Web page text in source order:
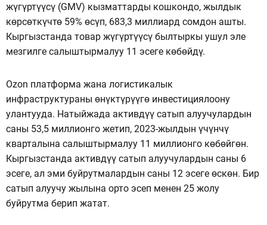
жүгүртүүсү (GMV) кызматтарды кошкондо, жылдык
көрсөткүчтө 59% өсүп, 683,3 миллиард сомдон ашты.
Кыргызстанда товар жүгүртүүсү былтыркы ушул эле
мезгилге салыштырмалуу 11 эсеге көбөйдү.
Ozon платформа жана логистикалык
инфраструктураны өнүктүрүүгө инвестициялоону
улантууда. Натыйжада активдүү сатып алуучулардын
саны 53,5 миллионго жетип, 2023-жылдын үчүнчү
кварталына салыштырмалуу 11 миллионго көбөйгөн.
Кыргызстанда активдүү сатып алуучулардын саны 6
эсеге, ал эми буйрутмалардын саны 12 эсеге өскөн. Бир
сатып алуучу жылына орто эсеп менен 25 жолу
буйрутма берип жатат.